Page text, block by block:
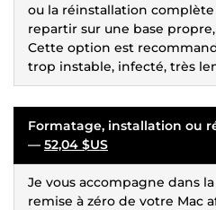
ou la réinstallation
repartir sur une base
Cette option est
trop instable, infecté, très
Formatage, installation ou
— 52,04 $US
Je vous accompagne dans
remise à zéro de votre Mac